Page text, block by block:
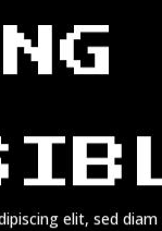
elit, sed diam